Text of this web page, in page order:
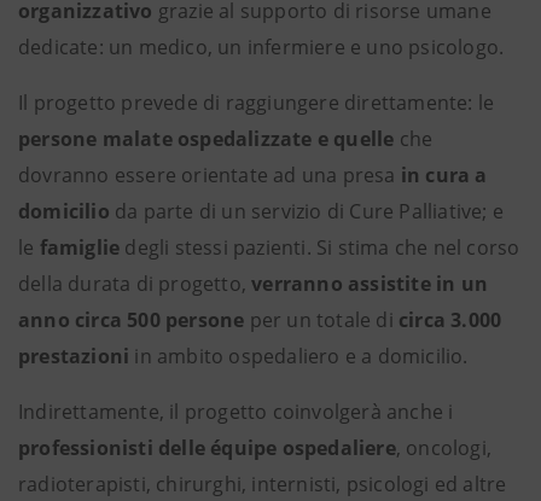
organizzativo grazie al supporto di risorse umane
dedicate: un medico, un infermiere e uno psicologo.
Il progetto prevede di raggiungere direttamente: le
persone malate ospedalizzate e quelle che
dovranno essere orientate ad una presa in cura a
domicilio da parte di un servizio di Cure Palliative; e
le famiglie degli stessi pazienti. Si stima che nel corso
della durata di progetto,verranno assistite in un
anno circa 500 persone per un totale di circa 3.000
prestazioni in ambito ospedaliero e a domicilio.
Indirettamente, il progetto coinvolgerà anche i
professionisti delle équipe ospedaliere, oncologi,
radioterapisti, chirurghi, internisti, psicologi ed altre